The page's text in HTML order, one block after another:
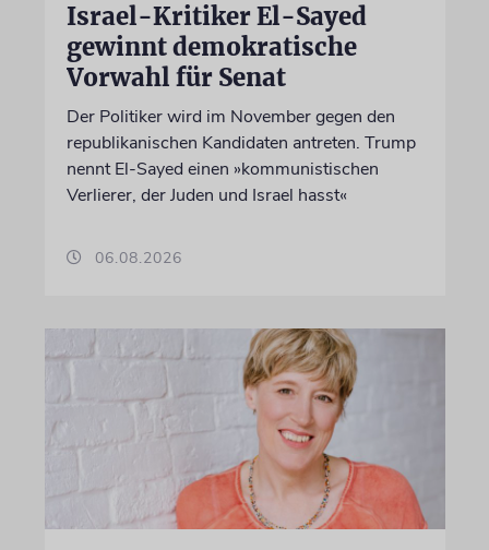
Israel-Kritiker El-Sayed
gewinnt demokratische
Vorwahl für Senat
Der Politiker wird im November gegen den
republikanischen Kandidaten antreten. Trump
nennt El-Sayed einen »kommunistischen
Verlierer, der Juden und Israel hasst«
06.08.2026